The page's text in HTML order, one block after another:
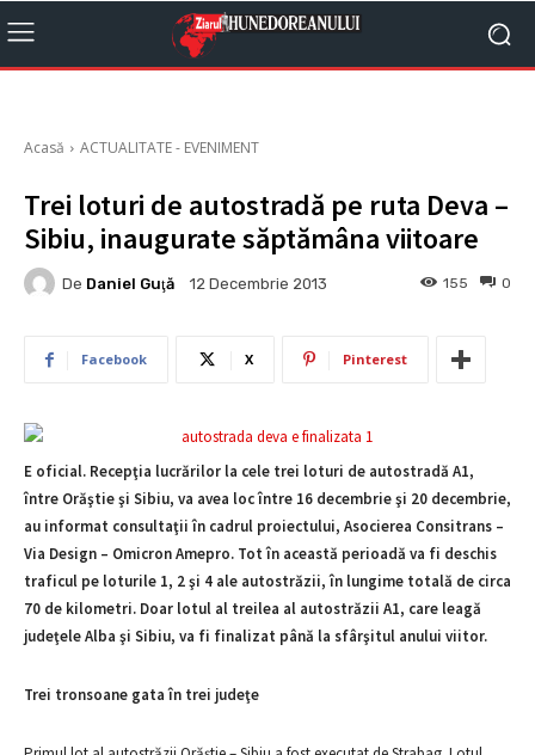
Acasă ACTUALITATE - EVENIMENT
Trei loturi de autostradă pe ruta Deva –
Sibiu, inaugurate săptămâna viitoare
De Daniel Guţă 12 Decembrie 2013 0
155
Facebook X Pinterest
E oficial. Recepţia lucrărilor la cele trei loturi de autostradă A1,
între Orăştie şi Sibiu, va avea loc între 16 decembrie şi 20 decembrie,
au informat consultaţii în cadrul proiectului, Asocierea Consitrans –
Via Design – Omicron Amepro. Tot în această perioadă va fi deschis
traficul pe loturile 1, 2 şi 4 ale autostrăzii, în lungime totală de circa
70 de kilometri. Doar lotul al treilea al autostrăzii A1, care leagă
judeţele Alba şi Sibiu, va fi finalizat până la sfârşitul anului viitor.
Trei tronsoane gata în trei judeţe